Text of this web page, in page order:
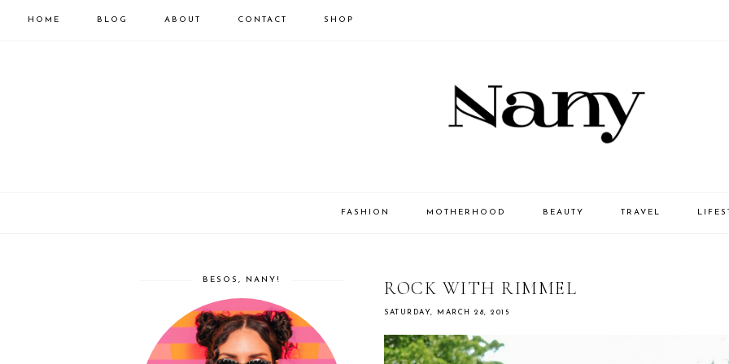
HOME BLOG ABOUT CONTACT SHOP
FASHION MOTHERHOOD BEAUTY TRAVEL
ROCK WITH RIMMEL
SATURDAY, MARCH 28, 2015
BESOS, NANY!